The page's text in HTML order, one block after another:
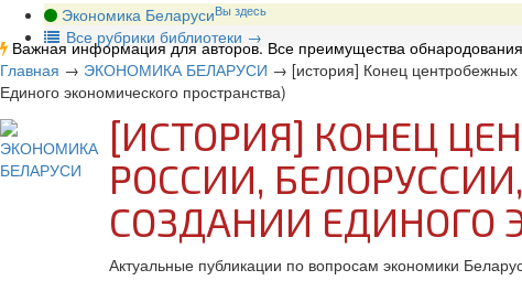
Экономика БеларусиВы здесь
Все рубрики библиотеки →
Важная информация для авторов. Все преимущества обнародования
Главная → ЭКОНОМИКА БЕЛАРУСИ → [история] Конец
Единого экономического пространства)
[ИСТОРИЯ] КОНЕЦ
РОССИИ,
СОЗДАНИИ ЕДИНОГО
Актуальные публикации по вопросам экономики